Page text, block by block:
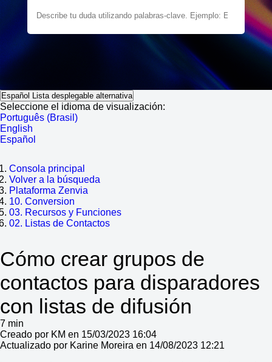
Español Lista desplegable alternativa
Seleccione el idioma de visualización:
Português (Brasil)
English
Español
Consola principal
Volver a la búsqueda
Plataforma Zenvia
10. Conversion
03. Recursos y Funciones
02. Listas de Contactos
Cómo crear grupos de
contactos para disparadores
con listas de difusión
7 min
Creado por KM en 15/03/2023 16:04
Actualizado por Karine Moreira en 14/08/2023 12:21